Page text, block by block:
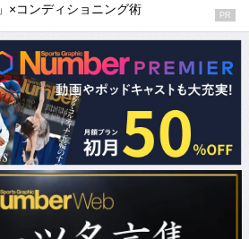
」×コンディショニング術 PR